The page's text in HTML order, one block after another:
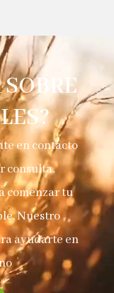
en contacto
consulta,
comenzar tu
Nuestro
ayudarte en